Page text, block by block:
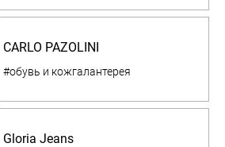
CARLO PAZOLINI
#обувь и кожгалантерея
Gloria Jeans